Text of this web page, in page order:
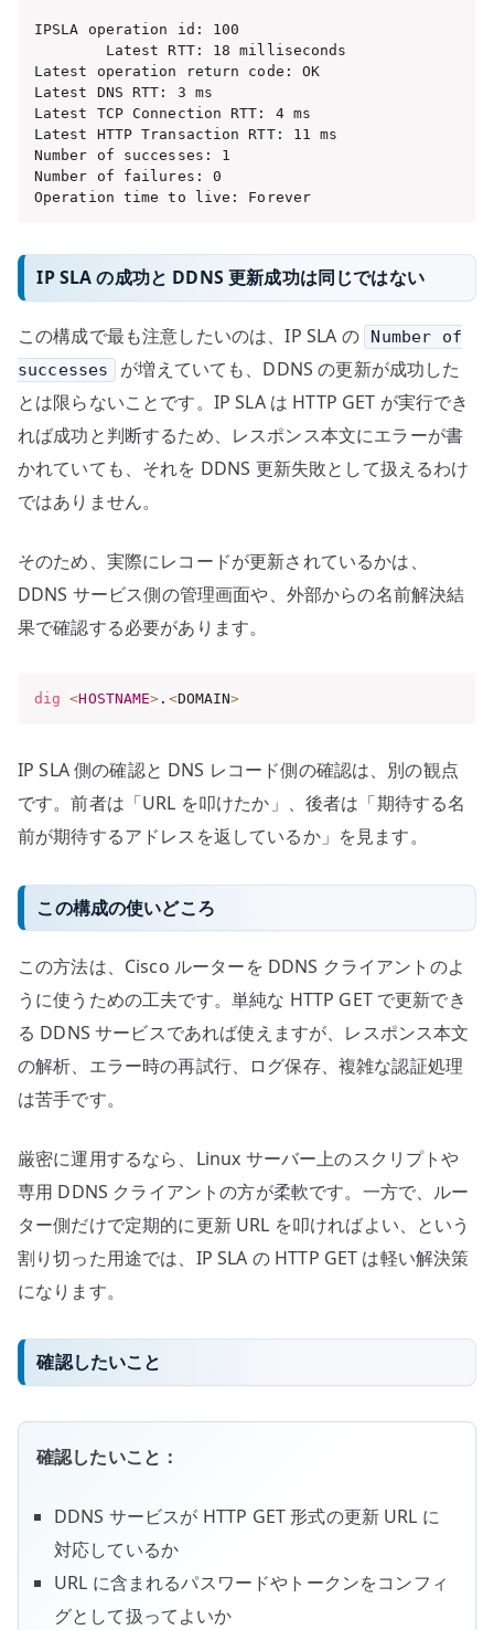
IPSLA operation id: 100
        Latest RTT: 18 milliseconds
Latest operation return code: OK
Latest DNS RTT: 3 ms
Latest TCP Connection RTT: 4 ms
Latest HTTP Transaction RTT: 11 ms
Number of successes: 1
Number of failures: 0
Operation time to live: Forever
IP SLA の成功と DDNS 更新成功は同じではない
この構成で最も注意したいのは、IP SLA の
Number of
successes
が増えていても、DDNS の更新が成功した
とは限らないことです。IP SLA は HTTP GET が実行でき
れば成功と判断するため、レスポンス本文にエラーが書
かれていても、それを DDNS 更新失敗として扱えるわけ
ではありません。
そのため、実際にレコードが更新されているかは、
DDNS サービス側の管理画面や、外部からの名前解決結
果で確認する必要があります。
dig <HOSTNAME> . <DOMAIN>
IP SLA 側の確認と DNS レコード側の確認は、別の観点
です。前者は「URL を叩けたか」、後者は「期待する名
前が期待するアドレスを返しているか」を見ます。
この構成の使いどころ
この方法は、Cisco ルーターを DDNS クライアントのよ
うに使うための工夫です。単純な HTTP GET で更新でき
る DDNS サービスであれば使えますが、レスポンス本文
の解析、エラー時の再試行、ログ保存、複雑な認証処理
は苦手です。
厳密に運用するなら、Linux サーバー上のスクリプトや
専用 DDNS クライアントの方が柔軟です。一方で、ルー
ター側だけで定期的に更新 URL を叩ければよい、という
割り切った用途では、IP SLA の HTTP GET は軽い解決策
になります。
確認したいこと
確認したいこと：
DDNS サービスが HTTP GET 形式の更新 URL に
対応しているか
URL に含まれるパスワードやトークンをコンフィ
グとして扱ってよいか